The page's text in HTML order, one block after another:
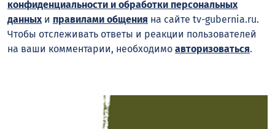
конфиденциальности и обработки персональных
данныхи правилами общения на сайте tv-gubernia.ru.
Чтобы отслеживать ответы и реакции пользователей
на ваши комментарии, необходимо авторизоваться.